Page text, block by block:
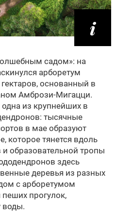
садом»: на
арборетум
основанный в
Амбрози-Мигацци.
одна из крупнейших в
тысячные
в мае образуют
которое тянется вдоль
образовательной тропы
здесь
деревья из разных
с арборетумом
прогулок,
воды.